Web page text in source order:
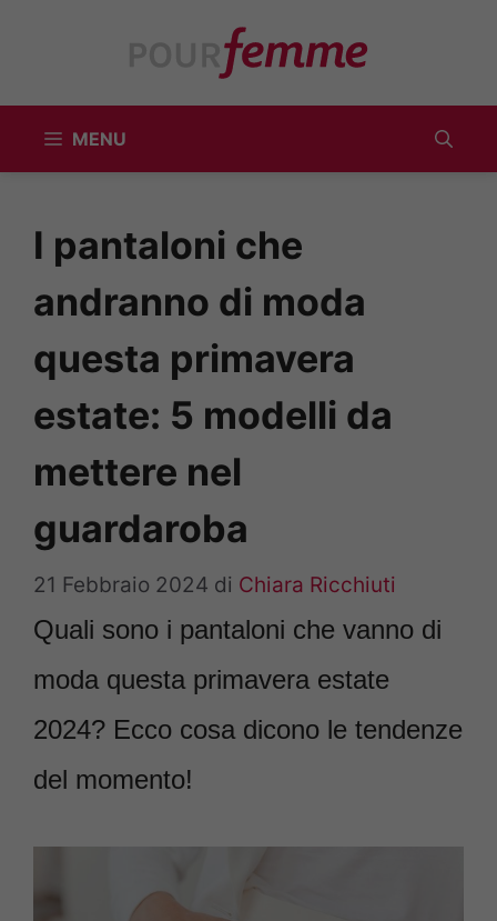
MENU
I pantaloni che
andranno di moda
questa primavera
estate: 5 modelli da
mettere nel
guardaroba
21 Febbraio 2024 di Chiara Ricchiuti
Quali sono i pantaloni che vanno di
moda questa primavera estate
2024? Ecco cosa dicono le tendenze
del momento!